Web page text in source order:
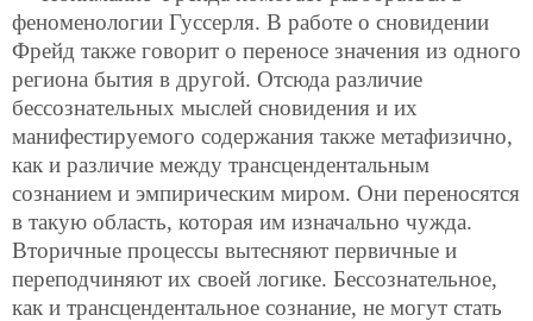
феноменологии Гуссерля. В работе о сновидении
Фрейд также говорит о переносе значения из одного
региона бытия в другой. Отсюда различие
бессознательных мыслей сновидения и их
манифестируемого содержания также метафизично,
как и различие между трансцендентальным
сознанием и эмпирическим миром. Они переносятся
в такую область, которая им изначально чужда.
Вторичные процессы вытесняют первичные и
переподчиняют их своей логике. Бессознательное,
как и трансцендентальное сознание, не могут стать